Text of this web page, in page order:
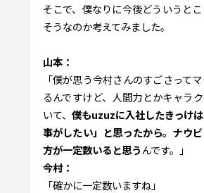
そこで、僕なりに今後どういうと
そうなのか考えてみました。
山本：
「僕が思う今村さんのすごさって
るんですけど、人間力とかキャラ
いて、 僕もuzuzに入社したきっけ
事がしたい」と思ったから。ナウ
方が一定数いると思うんです。」
今村：
「確かに一定数いますね」